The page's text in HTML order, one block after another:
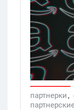
дальше,
помощью
партнерки,